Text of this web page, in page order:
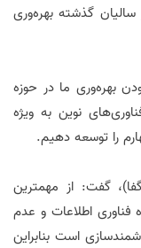
سالیان گذشته بهره‌وری
بهره‌وری ما در حوزه
نوین به ویژه
را توسعه دهیم.
گفت: از مهمترین
فناوری اطلاعات و عدم
است بنابراین